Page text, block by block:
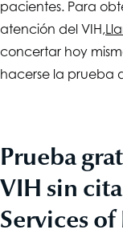
pacientes. Para
atención del VIH,
concertar hoy
hacerse la prueba
Prueba
VIH sin
Services of